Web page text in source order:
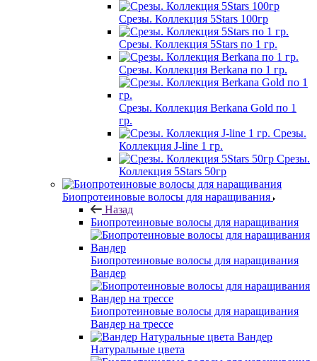
Срезы. Коллекция 5Stars 100гр
Срезы. Коллекция 5Stars по 1 гр.
Срезы. Коллекция Berkana по 1 гр.
Срезы. Коллекция Berkana Gold по 1
гр.
Срезы.
Коллекция J-line 1 гр.
Срезы.
Коллекция 5Stars 50гр
Биопротеиновые волосы для наращивания
Назад
Биопротеиновые волосы для наращивания
Биопротеиновые волосы для наращивания
Вандер
Биопротеиновые волосы для наращивания
Вандер на трессе
Вандер
Натуральные цвета